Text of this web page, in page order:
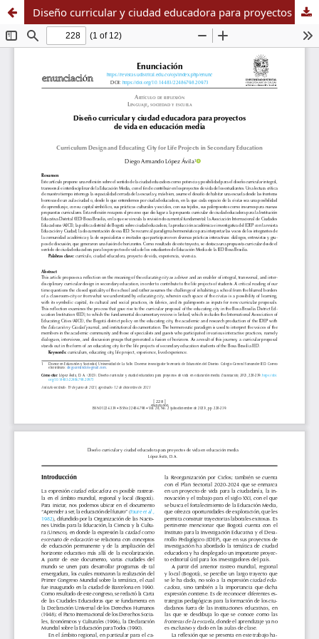
Diseño curricular y ciudad educadora para proyectos de vida en educación media